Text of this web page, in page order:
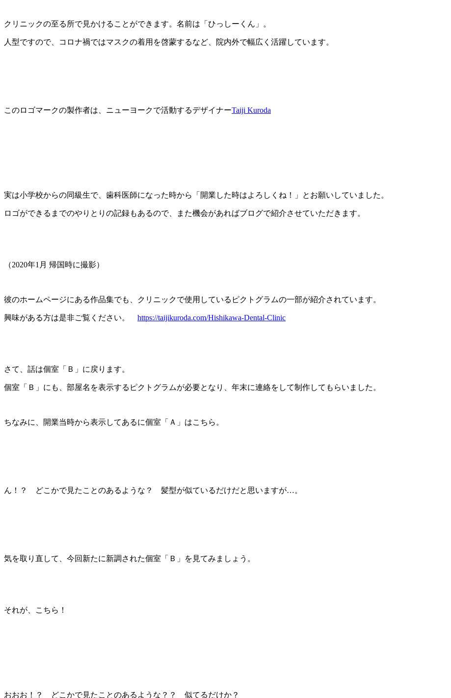
クリニックの至る所で見かけることができます。名前は「ひっしーくん」。
人型ですので、コロナ禍ではマスクの着用を啓蒙するなど、院内外で幅広く活躍しています。
このロゴマークの製作者は、ニューヨークで活動するデザイナーTaiji Kuroda
実は小学校からの同級生で、歯科医師になった時から「開業した時はよろしくね！」とお願いしていました。
ロゴができるまでのやりとりの記録もあるので、また機会があればブログで紹介させていただきます。
（2020年1月 帰国時に撮影）
彼のホームページにある作品集でも、クリニックで使用しているピクトグラムの一部が紹介されています。
興味がある方は是非ご覧ください。 https://taijikuroda.com/Hishikawa-Dental-Clinic
さて、話は個室「Ｂ」に戻ります。
個室「Ｂ」にも、部屋名を表示するピクトグラムが必要となり、年末に連絡をして制作してもらいました。
ちなみに、開業当時から表示してあるに個室「Ａ」はこちら。
ん！？ どこかで見たことのあるような？ 髪型が似ているだけだと思いますが…。
気を取り直して、今回新たに新調された個室「Ｂ」を見てみましょう。
それが、こちら！
おおお！？ どこかで見たことのあるような？？ 似てるだけか？